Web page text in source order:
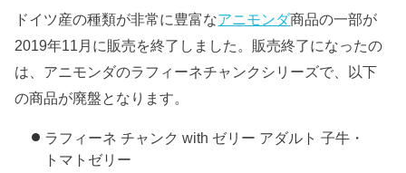
ドイツ産の種類が非常に豊富なアニモンダ商品の一部が
2019年11月に販売を終了しました。販売終了になったの
は、アニモンダのラフィーネチャンクシリーズで、以下
の商品が廃盤となります。
ラフィーネ チャンク with ゼリー アダルト 子牛・
トマトゼリー